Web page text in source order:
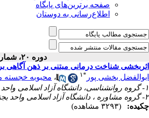
صفحه برترین‌های پایگاه
اطلاع‌رسانی به دوستان
دوره ۲۰، شماره ۱ - ( علوم پیراپزشکی و بهداشت نظامی- بهار- ۱۴۰۴ )
اثربخشی شناخت درمانی مبتنی بر ذهن آگاهی
ابوالفضل بخشی پور *۱ ، محبوبه خجسته
۱- گروه روانشناسی، دانشگاه آزاد اسلامی واحد بجنورد، یجنورد، ایران. ،
۲- گروه مشاوره ، دانشگاه آزاد اسلامی واحد بجنورد، ایران.
چکیده:
(۳۲۹۳ مشاهده)